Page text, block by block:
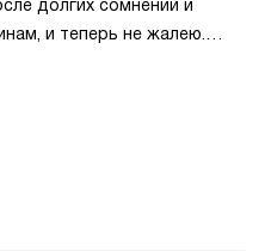
долгих сомнений и
и теперь не жалею.
воду для макарон,
время, а
на скорую руку пожарить
помог держать